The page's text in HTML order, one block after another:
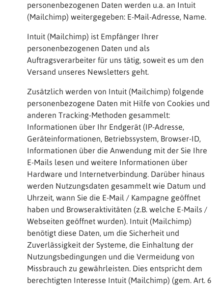
personenbezogenen Daten werden u.a. an Intuit
(Mailchimp) weitergegeben: E-Mail-Adresse, Name.
Intuit (Mailchimp) ist Empfänger Ihrer
personenbezogenen Daten und als
Auftragsverarbeiter für uns tätig, soweit es um den
Versand unseres Newsletters geht.
Zusätzlich werden von Intuit (Mailchimp) folgende
personenbezogene Daten mit Hilfe von Cookies und
anderen Tracking-Methoden gesammelt:
Informationen über Ihr Endgerät (IP-Adresse,
Geräteinformationen, Betriebssystem, Browser-ID,
Informationen über die Anwendung mit der Sie Ihre
E-Mails lesen und weitere Informationen über
Hardware und Internetverbindung. Darüber hinaus
werden Nutzungsdaten gesammelt wie Datum und
Uhrzeit, wann Sie die E-Mail / Kampagne geöffnet
haben und Browseraktivitäten (z.B. welche E-Mails /
Webseiten geöffnet wurden). Intuit (Mailchimp)
benötigt diese Daten, um die Sicherheit und
Zuverlässigkeit der Systeme, die Einhaltung der
Nutzungsbedingungen und die Vermeidung von
Missbrauch zu gewährleisten. Dies entspricht dem
berechtigten Interesse Intuit (Mailchimp) (gem. Art. 6